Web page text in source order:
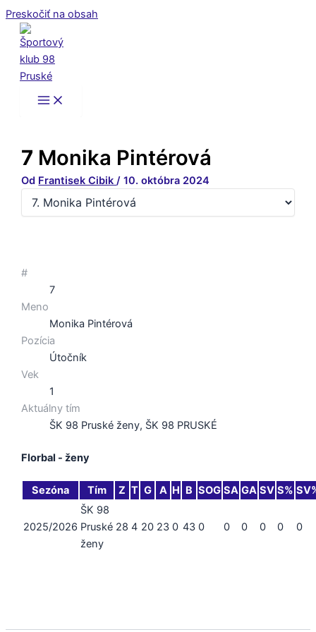
Preskočiť na obsah
7 Monika Pintérová
Od Frantisek Cibik/10. októbra 2024
#
7
Meno
Monika Pintérová
Pozícia
Útočník
Vek
1
Aktuálny tím
ŠK 98 Pruské ženy, ŠK 98 PRUSKÉ
Florbal - ženy
Sezóna Tím Z T G A H B SOG SA GA SV S%
2025/2026
ŠK 98
Pruské
ženy
28 4 20 23 0 43 0 0 0 0 0 0